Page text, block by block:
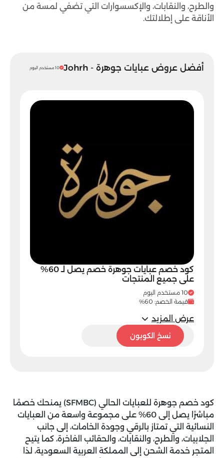
والطرح، والنقابات، والإكسسوارات التي تضفي لمسة من
الأناقة على إطلالتك.
أفضل عروض عبايات جوهرة - Johrh 10 مستخدم اليوم
كود خصم عبايات جوهرة خصم يصل لـ 60%
على جميع المنتجات
10 مستخدم اليوم
قيمة الخصم: 60%
عرض المزيد
SFMBCنسخ الكوبون
كود خصم جوهرة للعبايات الحالي (SFMBC) يمنحك خصمًا
مباشرًا يصل إلى 60% على مجموعة واسعة من العبايات
النسائية التي تمتاز بالرقي وجودة الخامات، إلى جانب
الجلابيات، والطرح، والنقابات، والحقائب الفاخرة، كما يتيح
المتجر خدمة الشحن إلى المملكة العربية السعودية، لذا